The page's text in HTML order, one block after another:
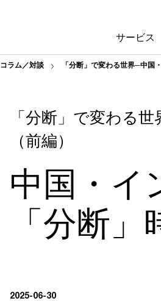
サービス
コラム／対談 「分断」で変わる世界─中
「分断」で変わる
（前編）
中国・イ
「分断
2025-06-30